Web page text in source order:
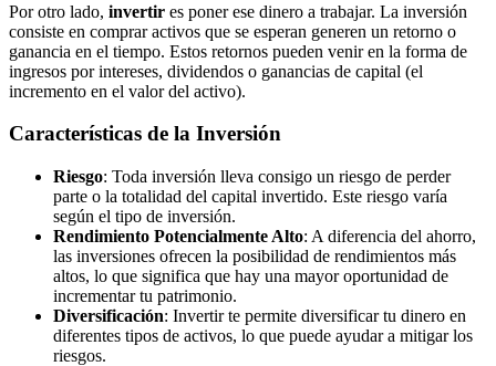
Por otro lado, invertir es poner ese dinero a trabajar. La inversión
consiste en comprar activos que se esperan generen un retorno o
ganancia en el tiempo. Estos retornos pueden venir en la forma de
ingresos por intereses, dividendos o ganancias de capital (el
incremento en el valor del activo).
Características de la Inversión
Riesgo: Toda inversión lleva consigo un riesgo de perder
parte o la totalidad del capital invertido. Este riesgo varía
según el tipo de inversión.
Rendimiento Potencialmente Alto: A diferencia del ahorro,
las inversiones ofrecen la posibilidad de rendimientos más
altos, lo que significa que hay una mayor oportunidad de
incrementar tu patrimonio.
Diversificación: Invertir te permite diversificar tu dinero en
diferentes tipos de activos, lo que puede ayudar a mitigar los
riesgos.